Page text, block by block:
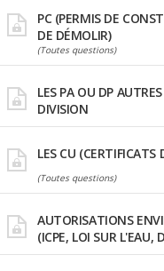
PC (PERMIS DE
DE DÉMOLIR)
(Toutes questions)
LES PA OU DP
DIVISION
LES CU (CERTIFICATS
(Toutes questions)
AUTORISATIONS
(ICPE, LOI SUR L'EAU,